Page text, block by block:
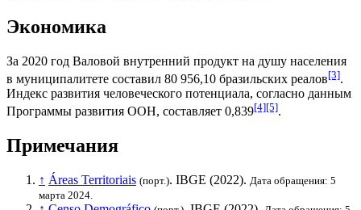
Экономика
За 2020 год Валовой внутренний продукт на душу населения
в муниципалитете составил 80 956,10 бразильских реалов[3].
Индекс развития человеческого потенциала, согласно данным
Программы развития ООН, составляет 0,839[4][5].
Примечания
↑ Áreas Territoriais (порт.). IBGE (2022). Дата обращения: 5
марта 2024.